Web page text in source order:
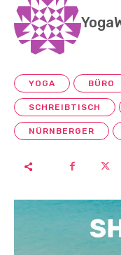
YOGA BÜRO
SCHREIBTISCH
NÜRNBERGER